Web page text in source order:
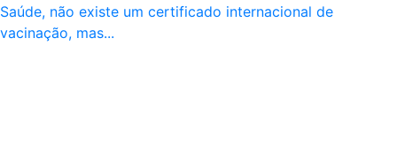
Saúde, não existe um certificado internacional de
vacinação, mas...